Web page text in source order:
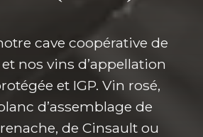
cave coopérative de
nos vins d’appellation
et IGP. Vin rosé,
d’assemblage de
de Cinsault ou